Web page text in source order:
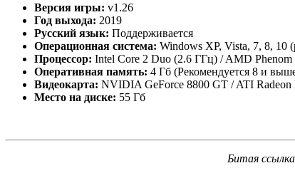
Версия игры: v1.26
Год выхода: 2019
Русский язык: Поддерживается
Операционная система: Windows XP, Vista, 7, 8, 10
Процессор: Intel Core 2 Duo (2.6 ГГц) / AMD
Оперативная память: 4 Гб (Рекомендуется 8 и
Видеокарта: NVIDIA GeForce 8800 GT / ATI Radeon
Место на диске: 55 Гб
Битая